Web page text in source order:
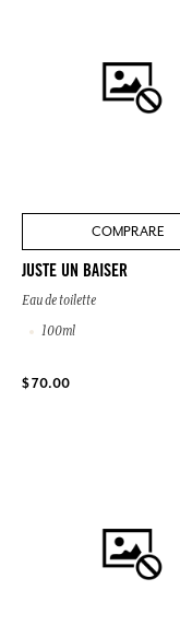
COMPRARE
JUSTE UN BAISER
Eau de toilette
100ml
$ 70.00